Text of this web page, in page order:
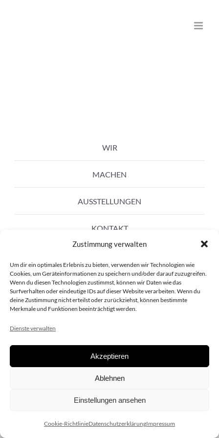
Zustimmung verwalten
Um dir ein optimales Erlebnis zu bieten, verwenden wir Technologien wie
Cookies, um Geräteinformationen zu speichern und/oder darauf zuzugreifen.
Wenn du diesen Technologien zustimmst, können wir Daten wie das
Surfverhalten oder eindeutige IDs auf dieser Website verarbeiten. Wenn du
deine Zustimmung nicht erteilst oder zurückziehst, können bestimmte
Merkmale und Funktionen beeinträchtigt werden.
Dienste verwalten
Akzeptieren
Ablehnen
Einstellungen ansehen
Cookie-RichtlinieDatenschutzerklärungImpressum
WIR
MACHEN
AUSSTELLUNGEN
KONTAKT
Copyright 2020 dieSCHAUsteller.at |Datenschützerklärung|
| Design:www.ARGEntur.at